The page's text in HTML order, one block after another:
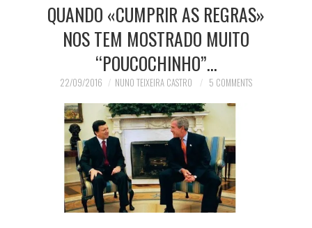
CONTACTO
POLÍTICA DE
PRIVACIDADE
QUANDO «CUMPRIR AS REGRAS»
NOS TEM MOSTRADO MUITO
“POUCOCHINHO”…
22/09/2016 NUNO TEIXEIRA CASTRO 5 COMMENTS